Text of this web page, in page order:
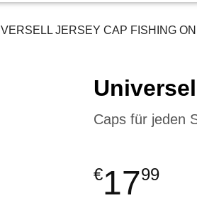
JERSEY CAP FISHING
Caps für jeden
€1799